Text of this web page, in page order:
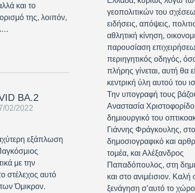
και το
της, λοιπόν,
BA.2
02/2022
εξάπλωση
με την
στέλεχος αυτό
Όμικρον.
γεοπολιτικών του
ειδήσεις, απόψεις,
αθλητική κίνηση,
παρουσίαση
περιηγητικός οδηγός,
πλήρης γίνεται, αυτή θα
κεντρική ύλη αυτού του
Την υπογραφή τους
Αναστασία
δημιουργικό του
Γιάννης Φράγκουλης, στο
δημοσιογραφικό και
τομέα, και Αλέξανδρος
Παπαδόπουλος, στη
και στο ανιμέισιον. Καλή
ξενάγηση σ’αυτό το